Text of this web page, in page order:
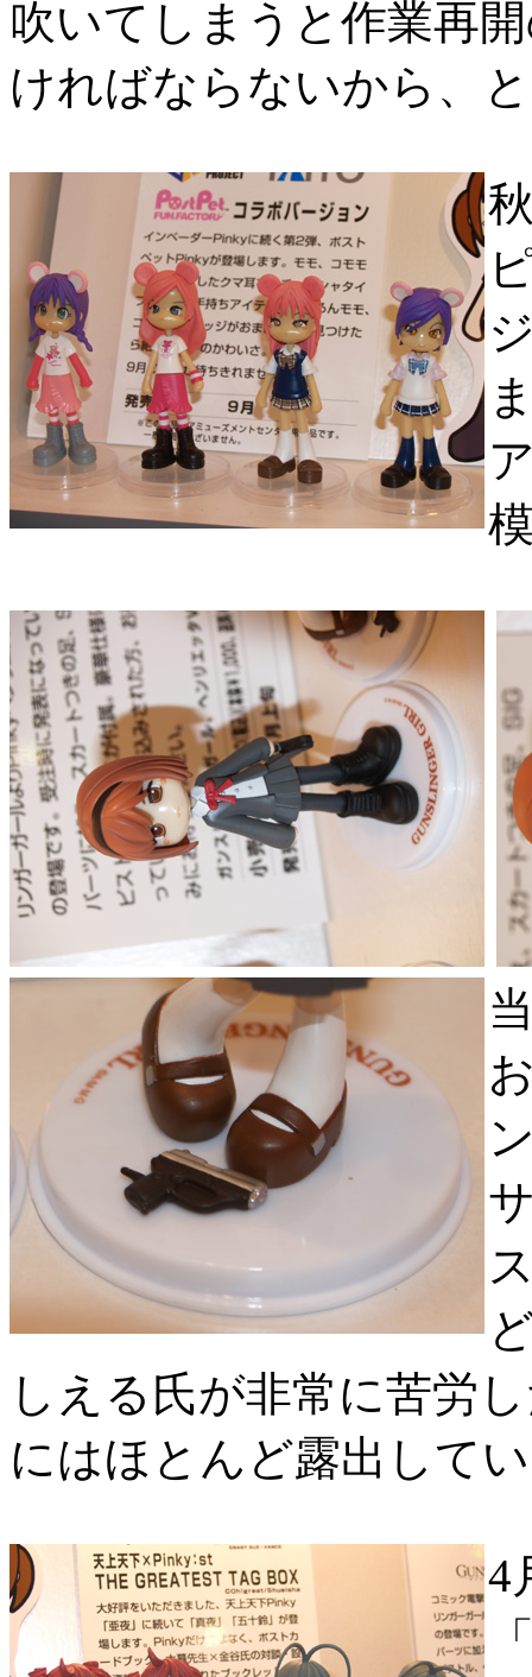
吹いてしまうと作業再
ければならないから、
しえる氏が非常に苦労
にはほとんど露出して
4